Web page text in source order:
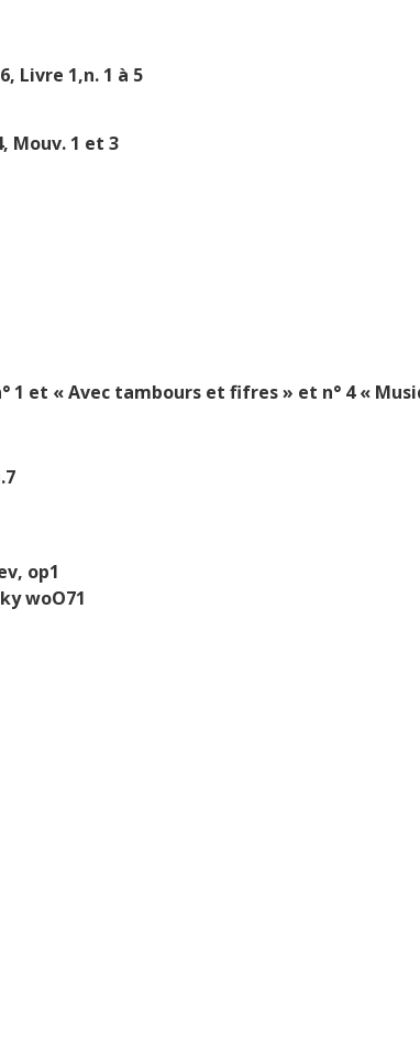
Livre 1,n. 1 à 5
1 et 3
et « Avec tambours et fifres » et n° 4 «
op1
woO71